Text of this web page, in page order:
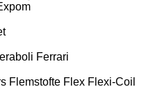
Ferrari
Flemstofte Flex Flexi-Coil